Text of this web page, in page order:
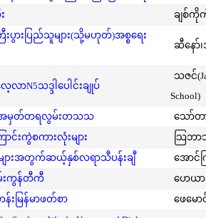
ချစ်ကို
ြီးပွားပြည်သူများ(သို့မဟုတ်)အစ္စရေး
ဆီနော်၊
ာN5သဒ္ဒါပေါင်းချုပ်
သဇင်
School)
အမှတ်တရလွမ်းတသသ
သော်တ
င်းကွဲစကားလုံးများ
သြဘာ
ားအတွက်ဆယ့်နှစ်လရာသီပန်းချီ
အောင်
းကွန်တီကီ
ဟေယာ
မြန်မာဖတ်စာ ဖေမော